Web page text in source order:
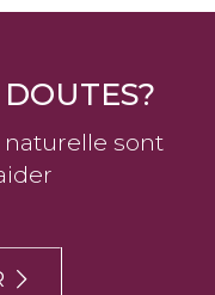
naturelle sont